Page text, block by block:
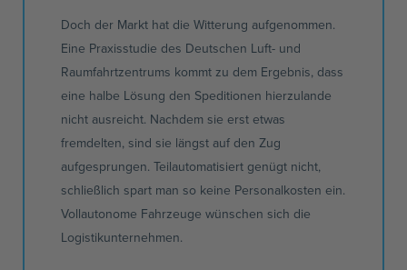
Doch der Markt hat die Witterung aufgenommen.
Eine Praxisstudie des Deutschen Luft- und
Raumfahrtzentrums kommt zu dem Ergebnis, dass
eine halbe Lösung den Speditionen hierzulande
nicht ausreicht. Nachdem sie erst etwas
fremdelten, sind sie längst auf den Zug
aufgesprungen. Teilautomatisiert genügt nicht,
schließlich spart man so keine Personalkosten ein.
Vollautonome Fahrzeuge wünschen sich die
Logistikunternehmen.